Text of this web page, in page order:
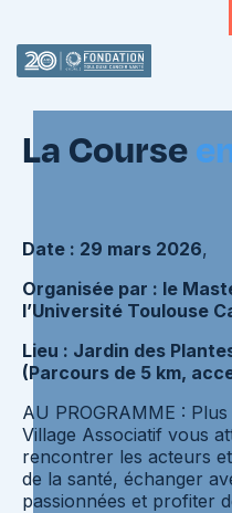
La Course
Date : 29 mars 2026,
Organisée par : le
l’Université Toulouse
Lieu : Jardin des
(Parcours de 5 km,
AU PROGRAMME :
Village Associatif vous
rencontrer les acteurs
de la santé, échanger
passionnées et profiter